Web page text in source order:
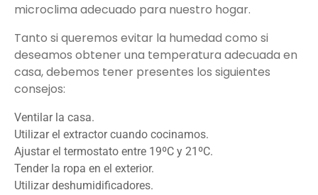
microclima adecuado para nuestro hogar.
Tanto si queremos evitar la humedad como si
deseamos obtener una temperatura adecuada en
casa, debemos tener presentes los siguientes
consejos:
Ventilar la casa.
Utilizar el extractor cuando cocinamos.
Ajustar el termostato entre 19ºC y 21ºC.
Tender la ropa en el exterior.
Utilizar deshumidificadores.